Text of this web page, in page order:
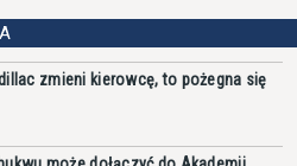
zmieni kierowcę, to pożegna się